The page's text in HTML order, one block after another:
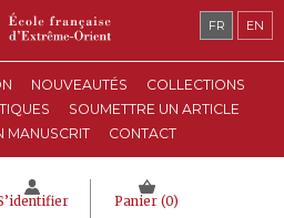
NOUVEAUTÉS
COLLECTIONS
SOUMETTRE UN ARTICLE
MANUSCRIT
CONTACT
Panier (0)
FR EN